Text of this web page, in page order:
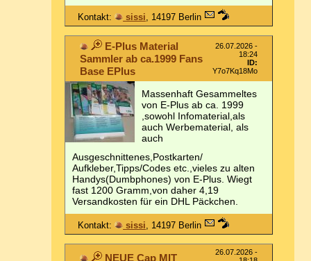
Kontakt: sissi, 14197 Berlin
E-Plus Material
Sammler ab ca.1999 Fans
Base EPlus
26.07.2026 -
18:24
ID:
Y7o7Kq18Mo
Massenhaft Gesammeltes
von E-Plus ab ca. 1999
,sowohl Infomaterial,als
auch Werbematerial, als
auch
Ausgeschnittenes,Postkarten/
Aufkleber,Tipps/Codes etc.,vieles zu alten
Handys(Dumbphones) von E-Plus. Wiegt
fast 1200 Gramm,von daher 4,19
Versandkosten für ein DHL Päckchen.
Kontakt: sissi, 14197 Berlin
NEUE Cap MIT
26.07.2026 -